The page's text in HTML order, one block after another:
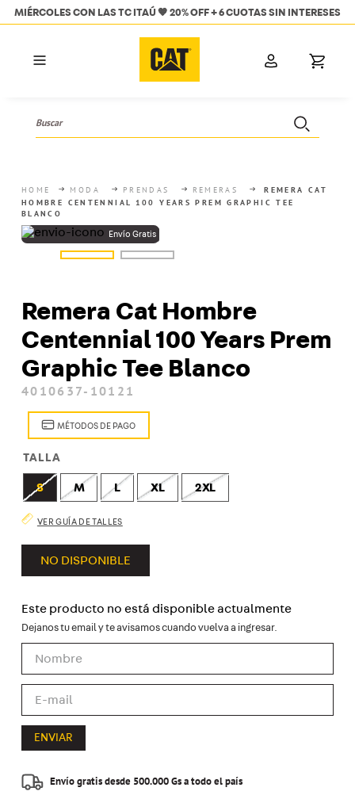
TC ITAÚ 🧡 20% OFF + 6 CUOTAS SIN INTERESES 🚚
MODA PRENDAS REMERAS
REMERA CAT
HOMBRE CENTENNIAL 100 YEARS PREM GRAPHIC TEE
BLANCO
Remera Cat Hombre
Centennial 100 Years Prem
Graphic Tee Blanco
4010637-10121
MÉTODOS DE PAGO
TALLA
S M L XL 2XL
VER GUÍA DE TALLES
NO DISPONIBLE
Este producto no está disponible actualmente
ENVIAR
Envío gratis desde 500.000 Gs a todo el país
2. mujer
3. botas
4. bota
6 mochila
calzados hombre
8. zapatenis
10. sudadera